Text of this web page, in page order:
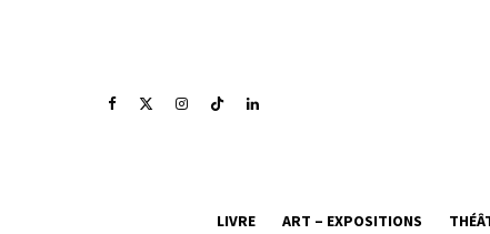
LIVRE ART – EXPOSITIONS